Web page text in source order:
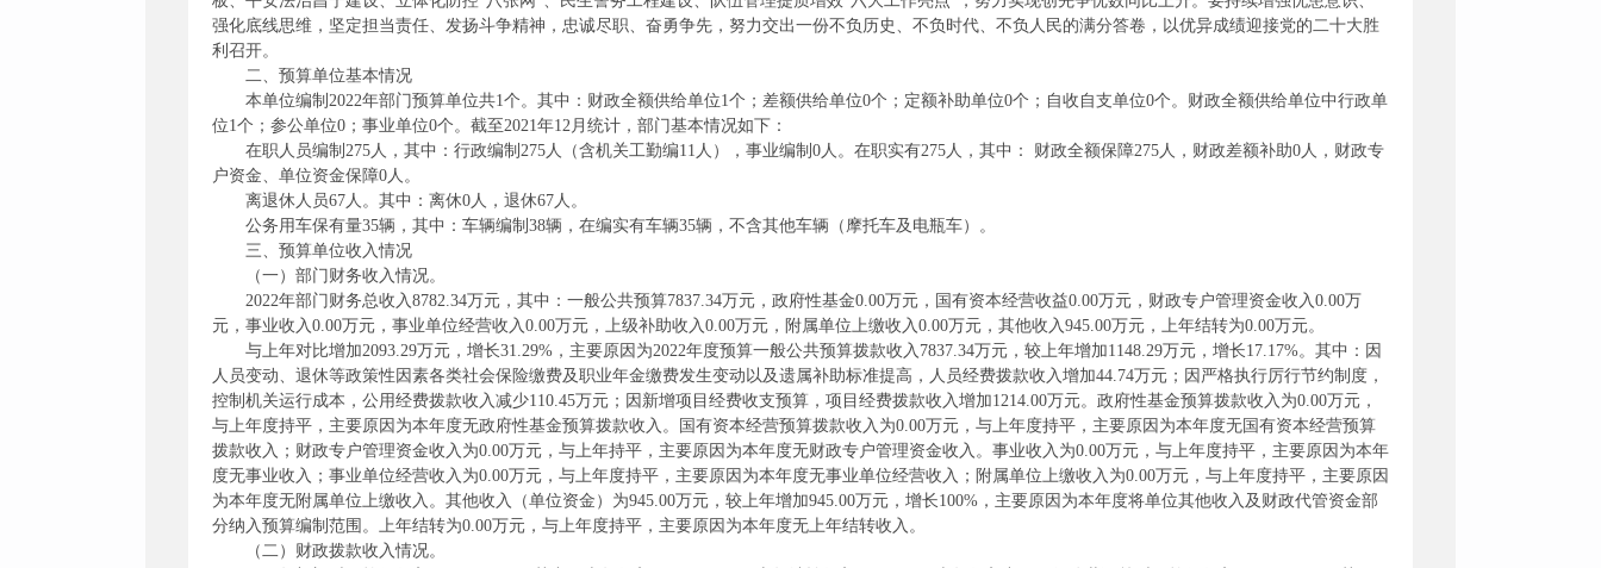
强化底线思维，坚定担当责任、发扬斗争精神，忠诚尽职、奋勇争先，努力交出一份不负历史、不负时代、不负人民的满分答卷，以优异成绩迎接党的二十大胜
利召开。
二、预算单位基本情况
本单位编制2022年部门预算单位共1个。其中：财政全额供给单位1个；差额供给单位0个；定额补助单位0个；自收自支单位0个。财政全额供给单位中行政单
位1个；参公单位0；事业单位0个。截至2021年12月统计，部门基本情况如下：
在职人员编制275人，其中：行政编制275人（含机关工勤编11人），事业编制0人。在职实有275人，其中： 财政全额保障275人，财政差额补助0人，财政专
户资金、单位资金保障0人。
离退休人员67人。其中：离休0人，退休67人。
公务用车保有量35辆，其中：车辆编制38辆，在编实有车辆35辆，不含其他车辆（摩托车及电瓶车）。
三、预算单位收入情况
（一）部门财务收入情况。
2022年部门财务总收入8782.34万元，其中：一般公共预算7837.34万元，政府性基金0.00万元，国有资本经营收益0.00万元，财政专户管理资金收入0.00万
元，事业收入0.00万元，事业单位经营收入0.00万元，上级补助收入0.00万元，附属单位上缴收入0.00万元，其他收入945.00万元，上年结转为0.00万元。
与上年对比增加2093.29万元，增长31.29%，主要原因为2022年度预算一般公共预算拨款收入7837.34万元，较上年增加1148.29万元，增长17.17%。其中：因
人员变动、退休等政策性因素各类社会保险缴费及职业年金缴费发生变动以及遗属补助标准提高，人员经费拨款收入增加44.74万元；因严格执行厉行节约制度，
控制机关运行成本，公用经费拨款收入减少110.45万元；因新增项目经费收支预算，项目经费拨款收入增加1214.00万元。政府性基金预算拨款收入为0.00万元，
与上年度持平，主要原因为本年度无政府性基金预算拨款收入。国有资本经营预算拨款收入为0.00万元，与上年度持平，主要原因为本年度无国有资本经营预算
拨款收入；财政专户管理资金收入为0.00万元，与上年持平，主要原因为本年度无财政专户管理资金收入。事业收入为0.00万元，与上年度持平，主要原因为本年
度无事业收入；事业单位经营收入为0.00万元，与上年度持平，主要原因为本年度无事业单位经营收入；附属单位上缴收入为0.00万元，与上年度持平，主要原因
为本年度无附属单位上缴收入。其他收入（单位资金）为945.00万元，较上年增加945.00万元，增长100%，主要原因为本年度将单位其他收入及财政代管资金部
分纳入预算编制范围。上年结转为0.00万元，与上年度持平，主要原因为本年度无上年结转收入。
（二）财政拨款收入情况。